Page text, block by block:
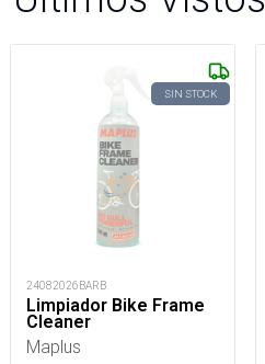
SIN STOCK
24082026BARB
Limpiador Bike Frame
Cleaner
Maplus